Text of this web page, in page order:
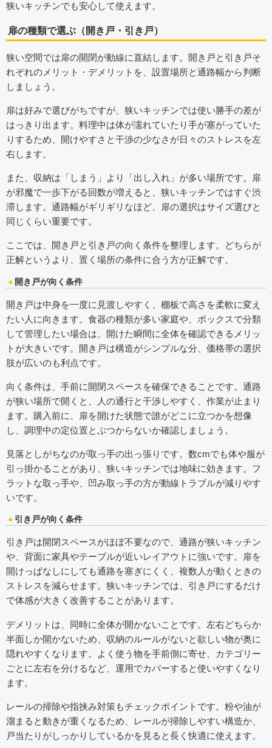
狭いキッチンでも安心して使えます。
扉の種類で選ぶ（開き戸・引き戸）
狭い空間では扉の開閉が動線に直結します。開き戸と引き戸そ
れぞれのメリット・デメリットを、設置場所と通路幅から判断
しましょう。
扉は好みで選びがちですが、狭いキッチンでは使い勝手の差が
はっきり出ます。料理中は体が濡れていたり手が塞がっていた
りするため、開けやすさと干渉の少なさが日々のストレスを左
右します。
また、収納は「しまう」より「出し入れ」が多い場所です。扉
が邪魔で一歩下がる回数が増えると、狭いキッチンではすぐ渋
滞します。通路幅がギリギリなほど、扉の選択はサイズ選びと
同じくらい重要です。
ここでは、開き戸と引き戸の向く条件を整理します。どちらが
正解というより、置く場所の条件に合う方が正解です。
開き戸が向く条件
開き戸は中身を一度に見渡しやすく、棚板で高さを柔軟に変え
たい人に向きます。食器の種類が多い家庭や、ボックスで分類
して管理したい場合は、開けた瞬間に全体を確認できるメリッ
トが大きいです。開き戸は構造がシンプルな分、価格帯の選択
肢が広いのも利点です。
向く条件は、手前に開閉スペースを確保できることです。通路
が狭い場所で開くと、人の通行と干渉しやすく、作業が止まり
ます。購入前に、扉を開けた状態で誰がどこに立つかを想像
し、調理中の定位置とぶつからないか確認しましょう。
見落としがちなのが取っ手の出っ張りです。数cmでも体や服が
引っ掛かることがあり、狭いキッチンでは地味に効きます。フ
ラットな取っ手や、凹み取っ手の方が動線トラブルが減りやす
いです。
引き戸が向く条件
引き戸は開閉スペースがほぼ不要なので、通路が狭いキッチン
や、背面に家具やテーブルが近いレイアウトに強いです。扉を
開けっぱなしにしても通路を塞ぎにくく、複数人が動くときの
ストレスを減らせます。狭いキッチンでは、引き戸にするだけ
で体感が大きく改善することがあります。
デメリットは、同時に全体が開かないことです。左右どちらか
半面しか開かないため、収納のルールがないと欲しい物が奥に
隠れやすくなります。よく使う物を手前側に寄せ、カテゴリー
ごとに左右を分けるなど、運用でカバーすると使いやすくなり
ます。
レールの掃除や指挟み対策もチェックポイントです。粉や油が
溜まると動きが重くなるため、レールが掃除しやすい構造か、
戸当たりがしっかりしているかを見ると長く快適に使えます。